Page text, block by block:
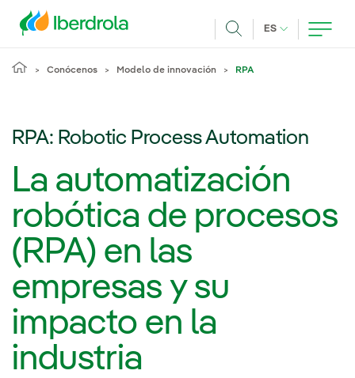
ES IDIOMA
Conócenos Modelo de innovación RPA
RPA: Robotic Process Automation
La automatización
robótica de procesos
(RPA) en las
empresas y su
impacto en la
industria